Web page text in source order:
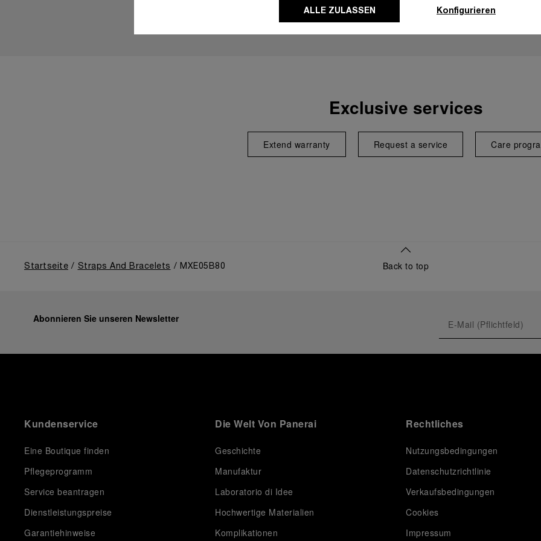
Exclusive services
Extend warranty Request a service Care
Startseite Straps And Bracelets MXE05B80 Back to top
Abonnieren Sie unseren Newsletter
Kundenservice
Eine Boutique finden
Pflegeprogramm
Service beantragen
Dienstleistungspreise
Garantiehinweise
Die Welt Von Panerai
Geschichte
Manufaktur
Laboratorio di Idee
Hochwertige Materialien
Komplikationen
Rechtliches
Nutzungsbedingungen
Datenschutzrichtlinie
Verkaufsbedingungen
Cookies
Impressum
ALLE ZULASSEN Konfigurieren